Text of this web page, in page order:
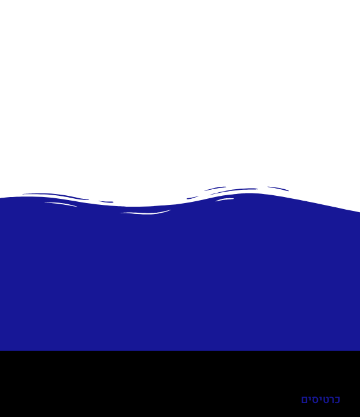
כרטיסים